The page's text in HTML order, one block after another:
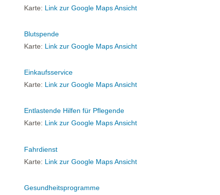
Karte: Link zur Google Maps Ansicht
Blutspende
Karte: Link zur Google Maps Ansicht
Einkaufsservice
Karte: Link zur Google Maps Ansicht
Entlastende Hilfen für Pflegende
Karte: Link zur Google Maps Ansicht
Fahrdienst
Karte: Link zur Google Maps Ansicht
Gesundheitsprogramme